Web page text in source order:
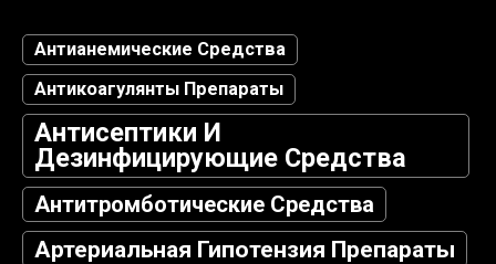
Антианемические Средства
Антикоагулянты Препараты
Антисептики И
Дезинфицирующие Средства
Антитромботические Средства
Артериальная Гипотензия Препараты